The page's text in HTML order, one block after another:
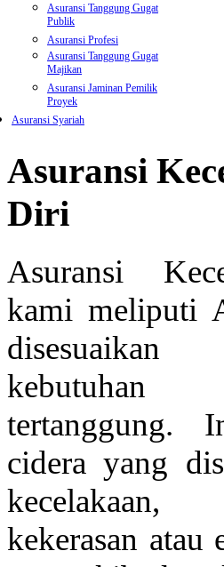
Asuransi Tanggung Gugat
Publik
Asuransi Profesi
Asuransi Tanggung Gugat
Majikan
Asuransi Jaminan Pemilik
Proyek
Asuransi Syariah
Asuransi
Diri
Asuransi
kami meliputi
tertanggung.
cidera yang
kekerasan atau